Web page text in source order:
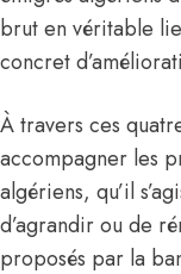
brut en véritable
concret
À travers ces
accompagner les
algériens, qu’il
d’agrandir ou de
proposés par la